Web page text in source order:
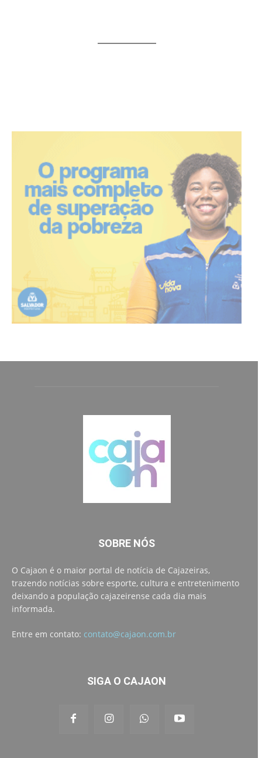
SOBRE NÓS
O Cajaon é o maior portal de notícia de Cajazeiras,
trazendo notícias sobre esporte, cultura e entretenimento
deixando a população cajazeirense cada dia mais
informada.
Entre em contato: contato@cajaon.com.br
SIGA O CAJAON